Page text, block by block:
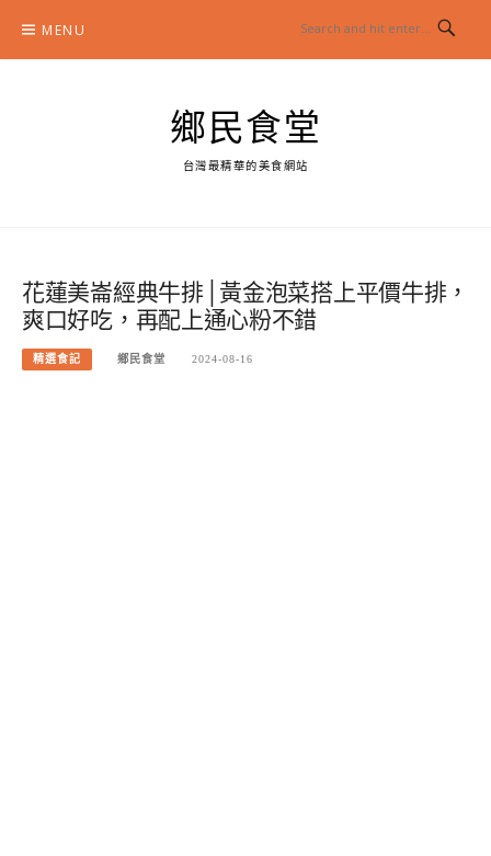
content
MENU
鄉民食堂
台灣最精華的美食網站
花蓮美崙經典牛排│黃金泡菜搭上平價牛排，
爽口好吃，再配上通心粉不錯
精選食記 鄉民食堂 2024-08-16